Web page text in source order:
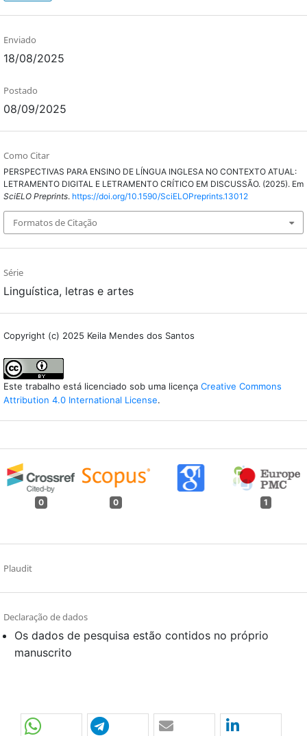
Enviado
18/08/2025
Postado
08/09/2025
Como Citar
PERSPECTIVAS PARA ENSINO DE LÍNGUA INGLESA NO CONTEXTO ATUAL:
LETRAMENTO DIGITAL E LETRAMENTO CRÍTICO EM DISCUSSÃO. (2025). Em
SciELO Preprints. https://doi.org/10.1590/SciELOPreprints.13012
Formatos de Citação
Série
Linguística, letras e artes
Copyright (c) 2025 Keila Mendes dos Santos
Este trabalho está licenciado sob uma licença Creative Commons
Attribution 4.0 International License.
0 0 1
Plaudit
Declaração de dados
Os dados de pesquisa estão contidos no próprio
manuscrito